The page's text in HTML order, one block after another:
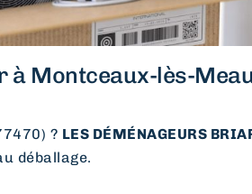
à Montceaux-lès-
? LES DÉMÉNAGEURS
déballage.